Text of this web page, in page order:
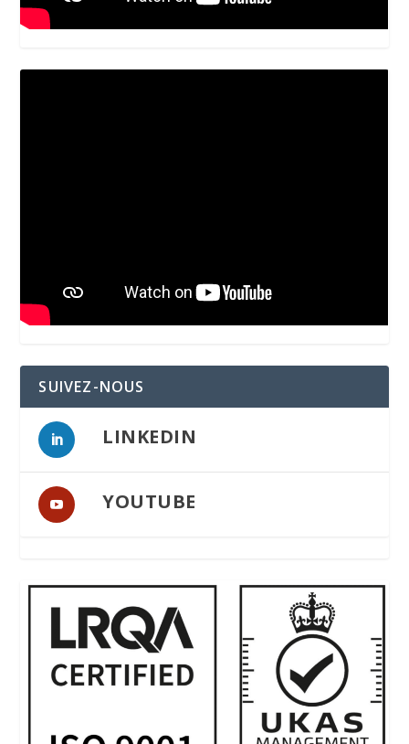
SUIVEZ-NOUS
LINKEDIN
YOUTUBE